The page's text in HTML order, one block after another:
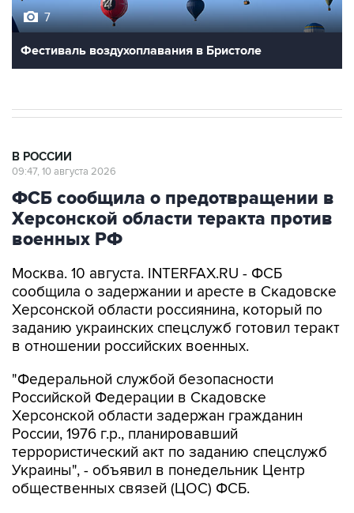
Фестиваль воздухоплавания в Бристоле
ФСБ сообщила о предотвращении в
Херсонской области теракта против
военных РФ
Москва. 10 августа. INTERFAX.RU - ФСБ
Херсонской области россиянина, который по
заданию украинских спецслужб готовил теракт
в отношении российских военных.
"Федеральной службой безопасности
Херсонской области задержан гражданин
России, 1976 г.р., планировавший
террористический акт по заданию спецслужб
Украины", - объявил в понедельник Центр
общественных связей (ЦОС) ФСБ.
По данным спецслужбы, подозреваемый был